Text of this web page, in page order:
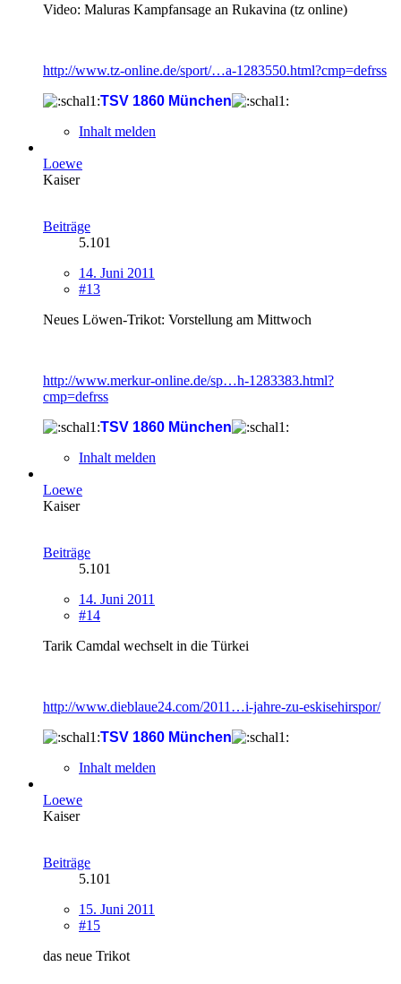
Video: Maluras Kampfansage an Rukavina (tz online)
http://www.tz-online.de/sport/…a-1283550.html?cmp=defrss
TSV 1860 München
Inhalt melden
Loewe
Kaiser
Beiträge
5.101
14. Juni 2011
#13
Neues Löwen-Trikot: Vorstellung am Mittwoch
http://www.merkur-online.de/sp…h-1283383.html?
cmp=defrss
TSV 1860 München
Inhalt melden
Loewe
Kaiser
Beiträge
5.101
14. Juni 2011
#14
Tarik Camdal wechselt in die Türkei
http://www.dieblaue24.com/2011…i-jahre-zu-eskisehirspor/
TSV 1860 München
Inhalt melden
Loewe
Kaiser
Beiträge
5.101
15. Juni 2011
#15
das neue Trikot